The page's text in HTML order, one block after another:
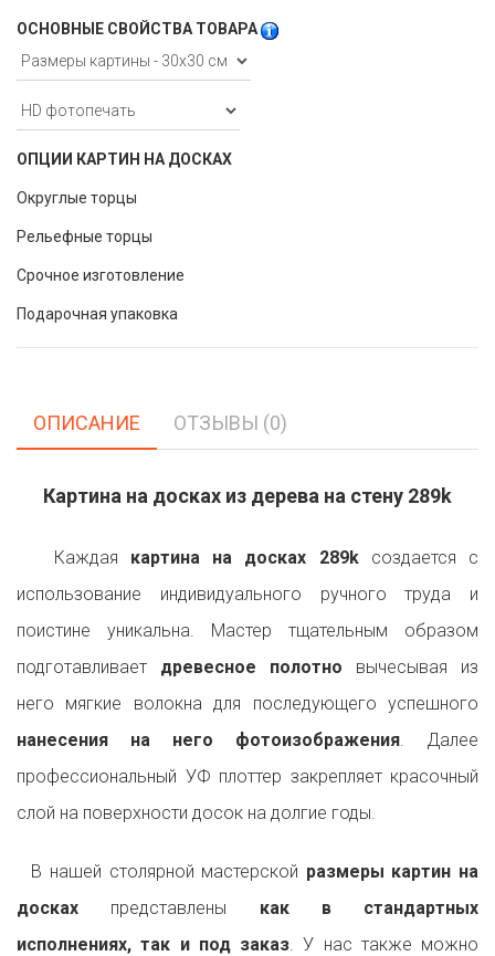
ОСНОВНЫЕ СВОЙСТВА ТОВАРА
ОПЦИИ КАРТИН НА ДОСКАХ
Округлые торцы
Рельефные торцы
Срочное изготовление
Подарочная упаковка
ОПИСАНИЕ ОТЗЫВЫ (0)
Картина на досках из дерева на стену 289k
Каждая картина на досках 289kсоздается с
использование индивидуального ручного труда и
поистине уникальна. Мастер тщательным образом
подготавливает древесное полотно вычесывая из
него мягкие волокна для последующего успешного
нанесения на него фотоизображения. Далее
профессиональный УФ плоттер закрепляет красочный
слой на поверхности досок на долгие годы.
В нашей столярной мастерской размеры картин на
досках представлены как в стандартных
исполнениях, так и под заказ. У нас также можно